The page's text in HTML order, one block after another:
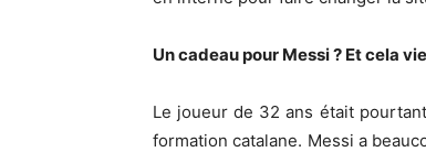
Un cadeau pour Messi ? Et cela
Le joueur de 32 ans était
formation catalane. Messi a